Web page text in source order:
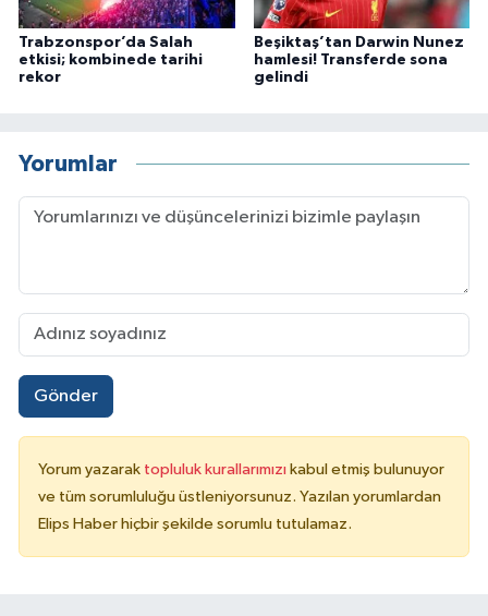
Trabzonspor’da Salah
etkisi; kombinede tarihi
rekor
Beşiktaş’tan Darwin Nunez
hamlesi! Transferde sona
gelindi
Yorumlar
Gönder
Yorum yazarak topluluk kurallarımızı kabul etmiş bulunuyor
ve tüm sorumluluğu üstleniyorsunuz. Yazılan yorumlardan
Elips Haber hiçbir şekilde sorumlu tutulamaz.